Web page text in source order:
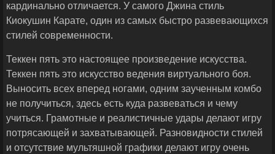
кардинально отличается. У самого Джина стиль
Киокушин Карате, один из самых быстро развевающихся
стилей современности.
Теккен пять это настоящее произведение искусства.
Теккен пять это искусство ведения виртуального боя.
Выносить всех вперед ногами, одним заученным комбо
не получиться, здесь есть куда развеваться и чему
учиться. Грамотные и реалистичные удары делают игру
потрясающей и захватывающей. Разновидности стилей
и отсутствие мультяшной графики делают игру очень